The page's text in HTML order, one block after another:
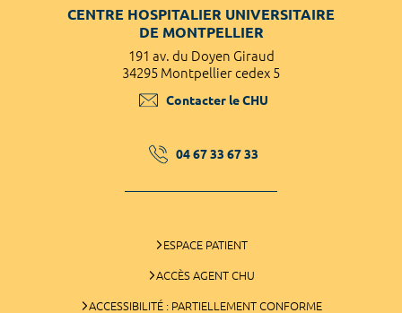
CENTRE HOSPITALIER UNIVERSITAIRE
DE MONTPELLIER
191 av. du Doyen Giraud
34295 Montpellier cedex 5
Contacter le CHU
04 67 33 67 33
ESPACE PATIENT
ACCÈS AGENT CHU
ACCESSIBILITÉ : PARTIELLEMENT CONFORME